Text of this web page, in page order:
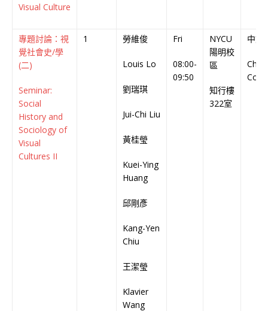
Visual Culture
專題討論：視
覺社會史/學
(二)
Seminar:
Social
History and
Sociology of
Visual
Cultures II
1 勞維俊
Louis Lo
劉瑞琪
Jui-Chi Liu
黃桂瑩
Kuei-Ying
Huang
邱剛彥
Kang-Yen
Chiu
王潔瑩
Klavier
Wang
Fri
08:00-
09:50
NYCU
陽明校
區
知行樓
322室
中文